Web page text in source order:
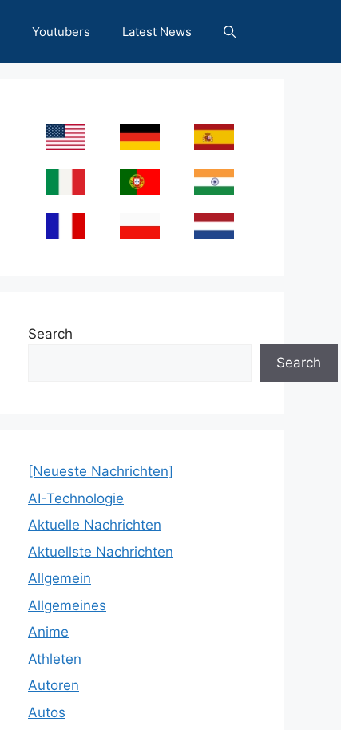
Youtubers Latest News
Search
Search
[Neueste Nachrichten]
AI-Technologie
Aktuelle Nachrichten
Aktuellste Nachrichten
Allgemein
Allgemeines
Anime
Athleten
Autoren
Autos